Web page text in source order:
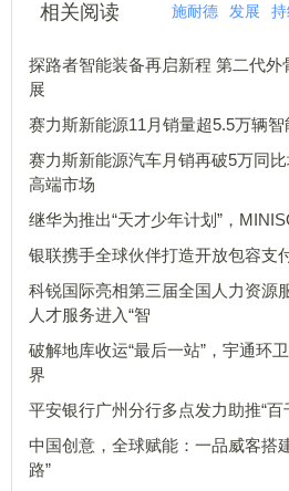
相关阅读 施耐德 发展
探路者智能装备再启新程 第二代
展
赛力斯新能源11月销量超5.5万辆
赛力斯新能源汽车月销再破5万同
高端市场
继华为推出“天才少年计划”，
银联携手全球伙伴打造开放包容支
科锐国际亮相第三届全国人力资源
人才服务进入“智
破解地库收运“最后一站”，宇通环
界
平安银行广州分行多点发力助推“百
中国创意，全球赋能：一品威客搭
路”